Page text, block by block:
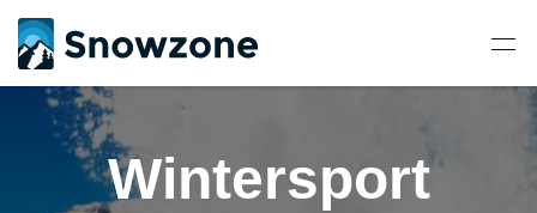
Wintersport